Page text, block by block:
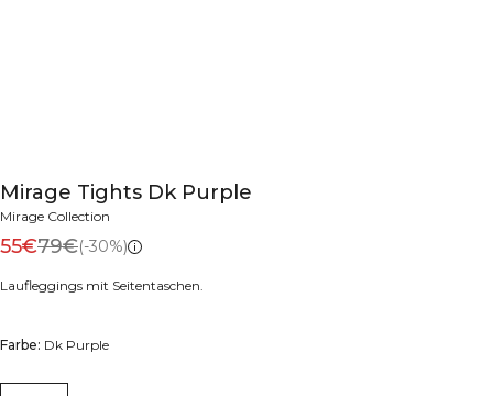
Mirage Tights Dk Purple
Mirage Collection
55€79€(-30%)
Laufleggings mit Seitentaschen.
Farbe: Dk Purple